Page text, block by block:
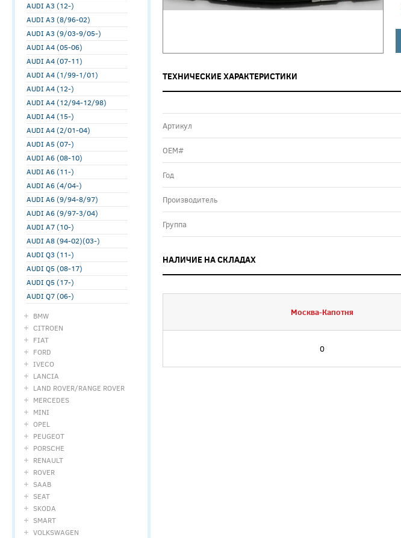
AUDI A3 (12-)
AUDI A3 (8/96-02)
AUDI A3 (9/03-9/05-)
AUDI A4 (05-06)
AUDI A4 (07-11)
AUDI A4 (1/99-1/01)
AUDI A4 (12-)
AUDI A4 (12/94-12/98)
AUDI A4 (15-)
AUDI A4 (2/01-04)
AUDI A5 (07-)
AUDI A6 (08-10)
AUDI A6 (11-)
AUDI A6 (4/04-)
AUDI A6 (9/94-8/97)
AUDI A6 (9/97-3/04)
AUDI A7 (10-)
AUDI A8 (94-02)(03-)
AUDI Q3 (11-)
AUDI Q5 (08-17)
AUDI Q5 (17-)
AUDI Q7 (06-)
BMW
CITROEN
FIAT
FORD
IVECO
LANCIA
LAND ROVER/RANGE ROVER
MERCEDES
MINI
OPEL
PEUGEOT
PORSCHE
RENAULT
ROVER
SAAB
SEAT
SKODA
SMART
VOLKSWAGEN
ТЕХНИЧЕСКИЕ ХАРАКТЕРИСТИКИ
Артикул
ОЕМ#
Год
Производитель
Группа
НАЛИЧИЕ НА СКЛАДАХ
Москва-Капотня
0